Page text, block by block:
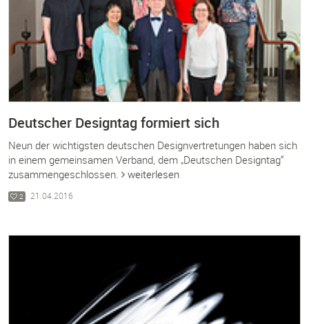
Deutscher Designtag formiert sich
Neun der wichtigsten deutschen Designvertretungen haben sich
in einem gemeinsamen Verband, dem „Deutschen Designtag“
zusammengeschlossen.
weiterlesen
2 21.04.2016